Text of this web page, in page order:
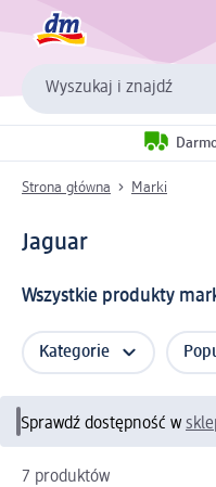
Wyszukaj i znajdź
Strona główna Marki
Jaguar
Wszystkie produkty
Kategorie
Sprawdź dostępność w
7 produktów